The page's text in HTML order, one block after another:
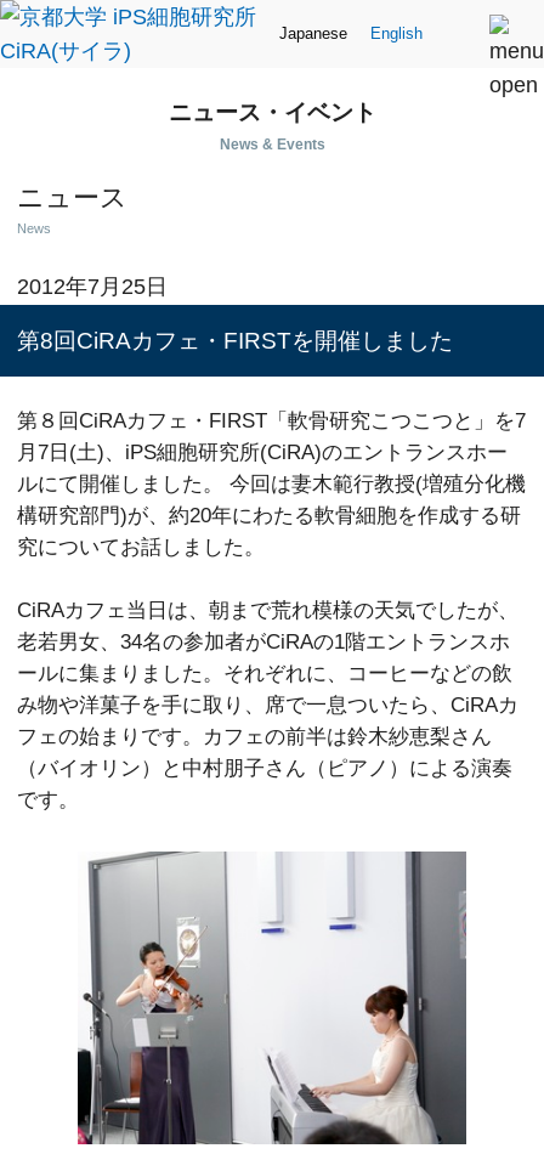
Japanese English
ニュース・イベント
News & Events
ニュース
News
2012年7月25日
第8回CiRAカフェ・FIRSTを開催しました
第８回CiRAカフェ・FIRST「軟骨研究こつこつと」を7
月7日(土)、iPS細胞研究所(CiRA)のエントランスホー
ルにて開催しました。 今回は妻木範行教授(増殖分化機
構研究部門)が、約20年にわたる軟骨細胞を作成する研
究についてお話しました。
CiRAカフェ当日は、朝まで荒れ模様の天気でしたが、
老若男女、34名の参加者がCiRAの1階エントランスホ
ールに集まりました。それぞれに、コーヒーなどの飲
み物や洋菓子を手に取り、席で一息ついたら、CiRAカ
フェの始まりです。カフェの前半は鈴木紗恵梨さん
（バイオリン）と中村朋子さん（ピアノ）による演奏
です。